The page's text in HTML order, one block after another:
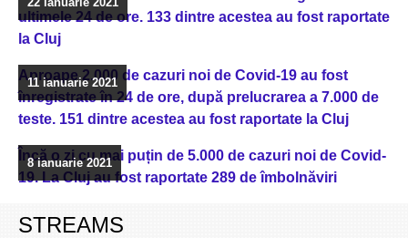
ultimele 24 de ore. 133 dintre acestea au fost raportate
la Cluj
Aproape 2.000 de cazuri noi de Covid-19 au fost
înregistrate în 24 de ore, după prelucrarea a 7.000 de
teste. 151 dintre acestea au fost raportate la Cluj
11 ianuarie 2021
Încă o zi cu mai puțin de 5.000 de cazuri noi de Covid-
19. La Cluj au fost raportate 289 de îmbolnăviri
8 ianuarie 2021
STREAMS